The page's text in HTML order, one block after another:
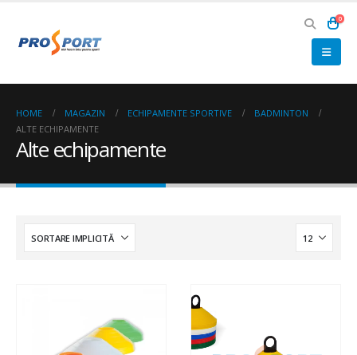
0
HOME MAGAZIN ECHIPAMENTE SPORTIVE
BADMINTON
ALTE ECHIPAMENTE
Alte echipamente